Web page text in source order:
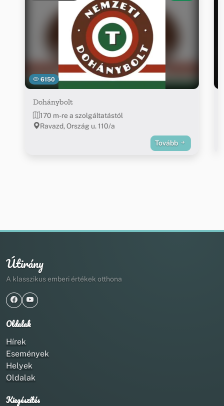
6150
Dohánybolt
170 m-re a szolgáltatástól
Ravazd, Ország u. 110/a
Tovább
Útirány
A klasszikus emberi értékek otthona
Oldalak
Hírek
Események
Helyek
Oldalak
Kiegészítés